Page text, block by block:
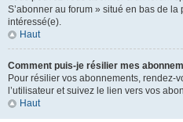
S’abonner au forum » situé en bas de
intéressé(e).
Haut
Comment puis-je résilier mes
Pour résilier vos abonnements, rendez-
l’utilisateur et suivez le lien vers vos
Haut